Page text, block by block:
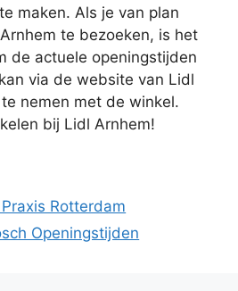
maken. Als je van plan
te bezoeken, is het
de actuele openingstijden
via de website van Lidl
nemen met de winkel.
bij Lidl Arnhem!
Rotterdam
Openingstijden